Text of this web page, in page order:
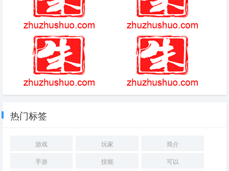
西游记游戏 类似暗黑破坏神的手游单机
热门标签
游戏 玩家
简介
手游
技能
可以